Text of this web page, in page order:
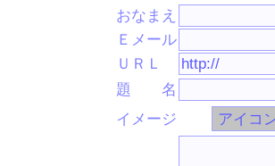
おなまえ
Ｅメール
ＵＲＬ
題 名
イメージ